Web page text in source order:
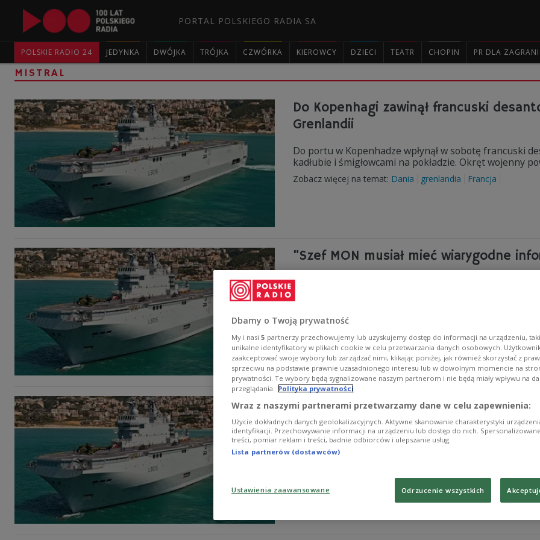
PORTAL POLSKIEGO RADIA SA
POLSKIE RADIO 24 JEDYNKA DWÓJKA TRÓJKA CZWÓRKA KIEROWCY DZIECI TEATR CHOPIN PR DLA
MISTRAL
Do Kopenhagi zawinął francuski
Grenlandii
Do portu w Kopenhadze wpłynął w sobotę francuski
kadłubie i śmigłowcami na pokładzie. Okręt wojenny
Zobacz więcej na temat: Dania grenlandia Francja
"Szef MON musiał mieć wiarygodne
Jeśli szef MON Antoni Macierewicz wypowiadał się
wiarygodne informacje; mam pełne zaufanie do
rzecznik rządu Rafał Bochenek.
Zobacz więcej na temat:
MON: oczekujemy jasnego
W interesie bezpieczeństwa Polski jest to, aby Rosja
śmigłowcowych klasy Mistral - podkreśliła w sobotę w
rzecznika prasowego MON Katarzyna Jakubowska.
Dbamy o Twoją prywatność
My i nasi 5 partnerzy przechowujemy lub uzyskujemy dostęp do informacji na urządzeniu,
unikalne identyfikatory w plikach cookie w celu przetwarzania danych osobowych.
zaakceptować swoje wybory lub zarządzać nimi, klikając poniżej, jak również skorzystać z
sprzeciwu na podstawie prawnie uzasadnionego interesu lub w dowolnym momencie na
prywatności. Te wybory będą sygnalizowane naszym partnerom i nie będą miały wpływu na
przeglądania. Polityka prywatności
Wraz z naszymi partnerami przetwarzamy dane w celu zapewnienia:
Użycie dokładnych danych geolokalizacyjnych. Aktywne skanowanie charakterystyki
identyfikacji. Przechowywanie informacji na urządzeniu lub dostęp do nich.
treści, pomiar reklam i treści, badnie odbiorców i ulepszanie usług.
Lista partnerów (dostawców)
Ustawienia zaawansowane Odrzucenie wszystkich